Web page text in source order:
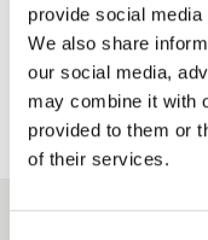
provide social
We also share
our social media,
may combine it with
provided to them or
of their services.
te asesoramos en
mix de marketing y
presupuestarias